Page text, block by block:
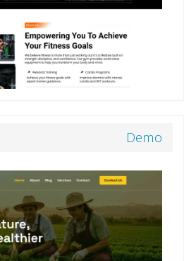
Demo